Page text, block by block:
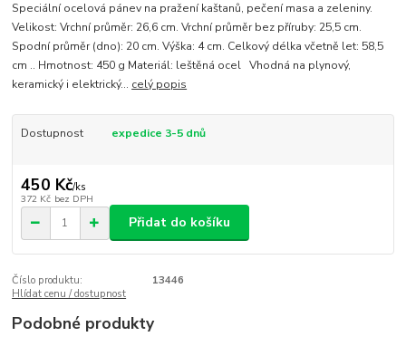
Speciální ocelová pánev na pražení kaštanů, pečení masa a zeleniny.
Velikost: Vrchní průměr: 26,6 cm. Vrchní průměr bez příruby: 25,5 cm.
Spodní průměr (dno): 20 cm. Výška: 4 cm. Celkový délka včetně let: 58,5
cm .. Hmotnost: 450 g Materiál: leštěná ocel Vhodná na plynový,
keramický i elektrický... celý popis
Dostupnost expedice 3-5 dnů
450 Kč/ks
372 Kč bez DPH
Přidat do košíku
Číslo produktu:
13446
Hlídat cenu / dostupnost
Podobné produkty